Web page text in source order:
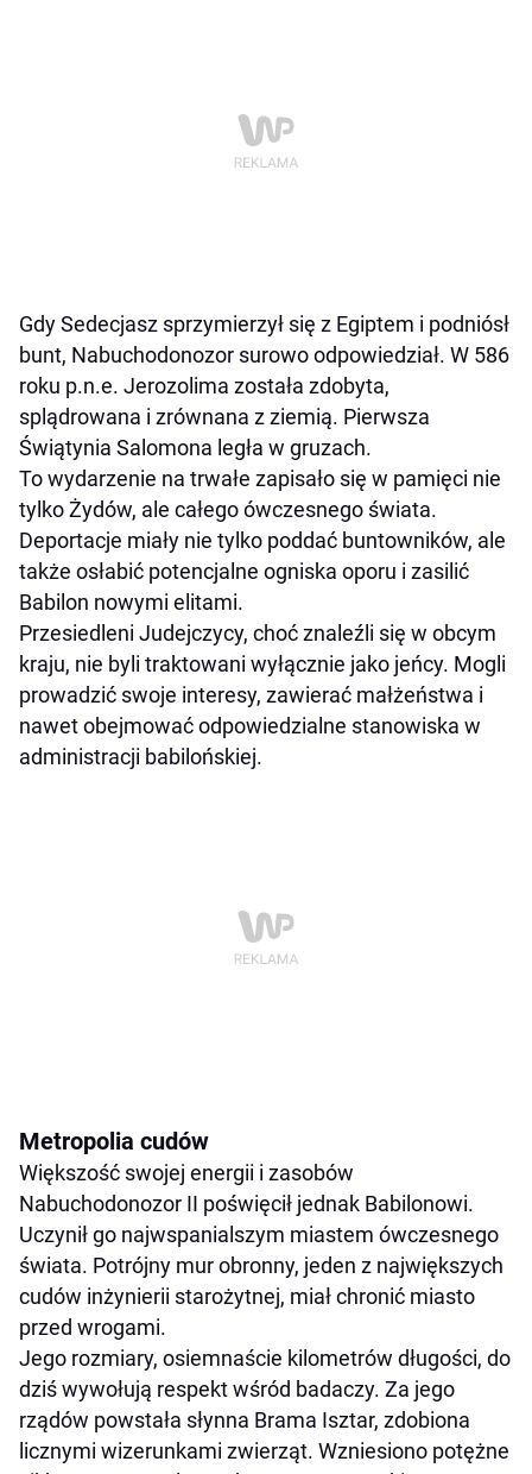
Gdy Sedecjasz sprzymierzył się z Egiptem i podniósł
bunt, Nabuchodonozor surowo odpowiedział. W 586
roku p.n.e. Jerozolima została zdobyta,
splądrowana i zrównana z ziemią. Pierwsza
Świątynia Salomona legła w gruzach.
To wydarzenie na trwałe zapisało się w pamięci nie
tylko Żydów, ale całego ówczesnego świata.
Deportacje miały nie tylko poddać buntowników, ale
także osłabić potencjalne ogniska oporu i zasilić
Babilon nowymi elitami.
Przesiedleni Judejczycy, choć znaleźli się w obcym
kraju, nie byli traktowani wyłącznie jako jeńcy. Mogli
prowadzić swoje interesy, zawierać małżeństwa i
nawet obejmować odpowiedzialne stanowiska w
administracji babilońskiej.
Metropolia cudów
Większość swojej energii i zasobów
Nabuchodonozor II poświęcił jednak Babilonowi.
Uczynił go najwspanialszym miastem ówczesnego
świata. Potrójny mur obronny, jeden z największych
cudów inżynierii starożytnej, miał chronić miasto
przed wrogami.
Jego rozmiary, osiemnaście kilometrów długości, do
dziś wywołują respekt wśród badaczy. Za jego
rządów powstała słynna Brama Isztar, zdobiona
licznymi wizerunkami zwierząt. Wzniesiono potężne